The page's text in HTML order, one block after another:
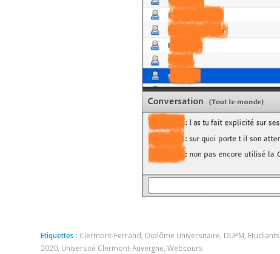
Etiquettes : Clermont-Ferrand, Diplôme Universitaire, DUPM, Etudiants
2020, Université Clermont-Auvergne, Webcours